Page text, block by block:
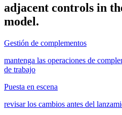
adjacent controls in
model.
Gestión de complementos
mantenga las operaciones de
de trabajo
Puesta en escena
revisar los cambios antes del